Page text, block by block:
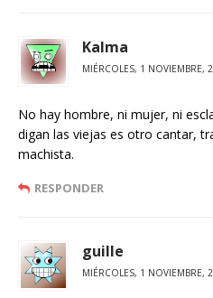
Kalma
MIÉRCOLES, 1 NOVIEMBRE,
No hay hombre, ni mujer, ni
digan las viejas es otro cantar,
machista.
RESPONDER
guille
MIÉRCOLES, 1 NOVIEMBRE,